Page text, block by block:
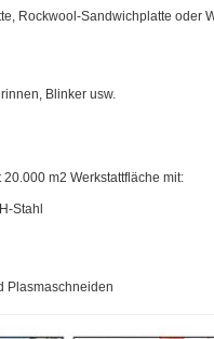
Rockwool-Sandwichplatte oder
Blinker usw.
m2 Werkstattfläche mit:
Stahl
Plasmaschneiden